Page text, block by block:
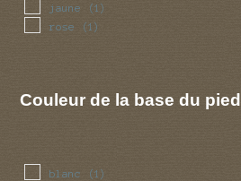
jaune (1)
rose (1)
Couleur de la base du pied
blanc (1)